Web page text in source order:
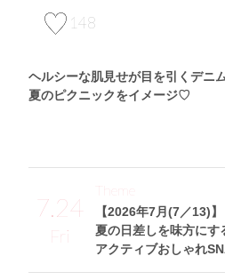
148
ヘルシーな肌見せが目を引くデニ
夏のピクニックをイメージ♡
7.24
Fri
【2026年7月(7／13)】
夏の日差しを味方にす
アクティブおしゃれ
Theme